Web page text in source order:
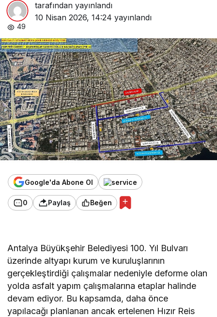
tarafından yayınlandı
10 Nisan 2026, 14:24 yayınlandı
49
Google'da Abone Ol
0 Paylaş Beğen
Antalya Büyükşehir Belediyesi 100. Yıl Bulvarı
üzerinde altyapı kurum ve kuruluşlarının
gerçekleştirdiği çalışmalar nedeniyle deforme olan
yolda asfalt yapım çalışmalarına etaplar halinde
devam ediyor. Bu kapsamda, daha önce
yapılacağı planlanan ancak ertelenen Hızır Reis